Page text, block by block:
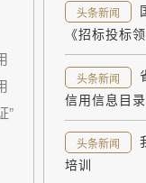
”
头条新闻
《招标投标
头条新闻
信用信息目
头条新闻
培训